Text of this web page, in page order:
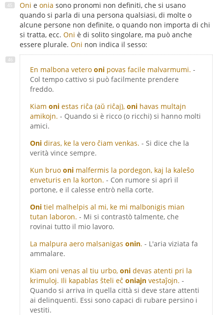
Oni e onia sono pronomi non definiti, che si usano
quando si parla di una persona qualsiasi, di molte o
alcune persone non definite, o quando non importa di chi
si tratta, ecc. Oni è di solito singolare, ma può anche
essere plurale. Oni non indica il sesso:
En malbona vetero oni povas facile malvarmumi. -
Col tempo cattivo si può facilmente prendere
freddo.
Kiam oni estas riĉa (aŭ riĉaj), oni havas multajn
amikojn. - Quando si è ricco (o ricchi) si hanno molti
amici.
Oni diras, ke la vero ĉiam venkas. - Si dice che la
verità vince sempre.
Kun bruo oni malfermis la pordegon, kaj la kaleŝo
enveturis en la korton. - Con rumore si aprì il
portone, e il calesse entrò nella corte.
Oni tiel malhelpis al mi, ke mi malbonigis mian
tutan laboron. - Mi si contrastò talmente, che
rovinai tutto il mio lavoro.
La malpura aero malsanigas onin. - L'aria viziata fa
ammalare.
Kiam oni venas al tiu urbo, oni devas atenti pri la
krimuloj. Ili kapablas ŝteli eĉ oniajn vestaĵojn. -
Quando si arriva in quella città si deve stare attenti
ai delinquenti. Essi sono capaci di rubare persino i
vestiti.